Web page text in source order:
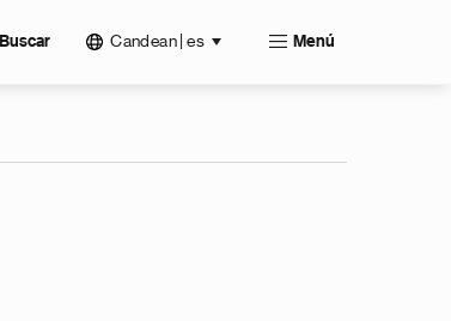
Buscar Candean | es Menú